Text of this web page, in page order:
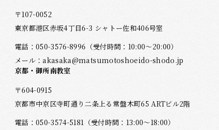
〒107-0052
東京都港区赤坂4丁目6-3 シャトー佐和406号室
電話：050-3576-8996 （受付時間：10:00～20:00）
メール：akasaka@matsumotoshoeido-shodo.jp
京都・御所南教室
〒604-0915
京都市中京区寺町通り二条上る常盤木町65 ARTビル2階
電話：050-3574-5181 （受付時間：13:00～18:00）